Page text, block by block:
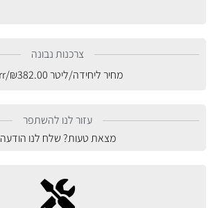
צרכנות נבונה
מחיר ליחידה/ליטר
₪382.00
/err
עזור לנו להשתפר
מצאת טעות? שלח לנו הודעה